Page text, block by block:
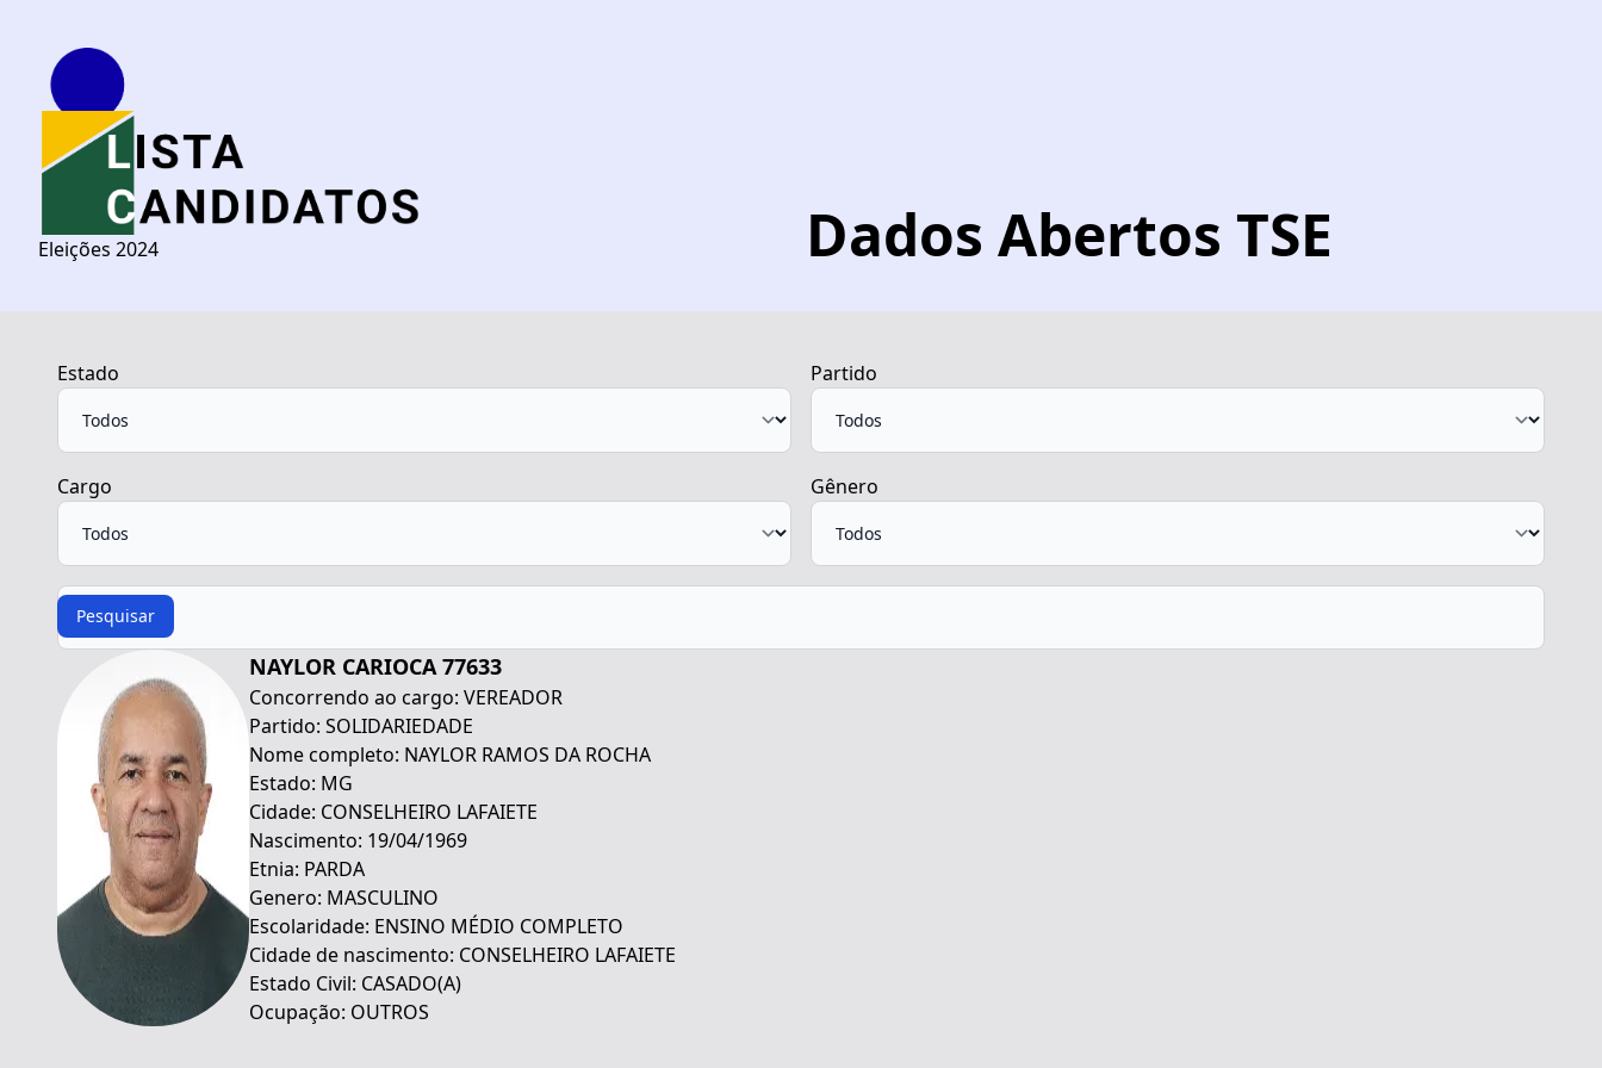
Eleições 2024 Dados Abertos TSE
Estado Partido
Cargo Gênero
Procurar
Pesquisar
NAYLOR CARIOCA 77633
Concorrendo ao cargo: VEREADOR
Partido: SOLIDARIEDADE
Nome completo: NAYLOR RAMOS DA ROCHA
Estado: MG
Cidade: CONSELHEIRO LAFAIETE
Nascimento: 19/04/1969
Etnia: PARDA
Genero: MASCULINO
Escolaridade: ENSINO MÉDIO COMPLETO
Cidade de nascimento: CONSELHEIRO LAFAIETE
Estado Civil: CASADO(A)
Ocupação: OUTROS